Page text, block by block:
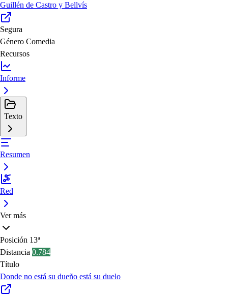
Guillén de Castro y Bellvís
Segura
Género Comedia
Recursos
Informe
Texto
Resumen
Red
Ver más
Posición 13ª
Distancia 0.784
Título
Donde no está su dueño está su duelo